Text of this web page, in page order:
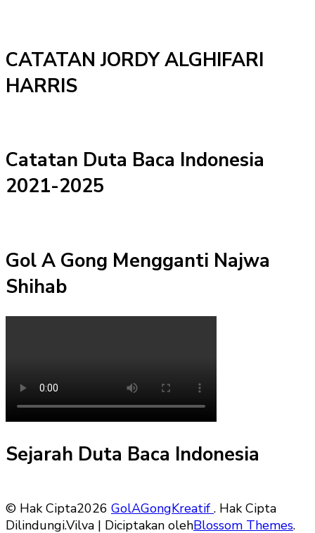
CATATAN JORDY ALGHIFARI
HARRIS
Catatan Duta Baca Indonesia
2021-2025
Gol A Gong Mengganti Najwa
Shihab
Sejarah Duta Baca Indonesia
© Hak Cipta2026 GolAGongKreatif . Hak Cipta
Dilindungi.Vilva | Diciptakan olehBlossom Themes.